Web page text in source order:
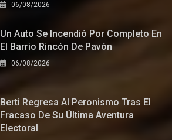
06/08/2026
Un Auto Se Incendió Por Completo En
El Barrio Rincón De Pavón
06/08/2026
Berti Regresa Al Peronismo Tras El
Fracaso De Su Última Aventura
Electoral